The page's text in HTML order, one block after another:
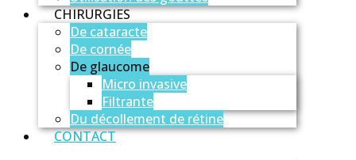
CHIRURGIES
De cataracte
De cornée
De glaucome
Micro invasive
Filtrante
Du décollement de rétine
CONTACT